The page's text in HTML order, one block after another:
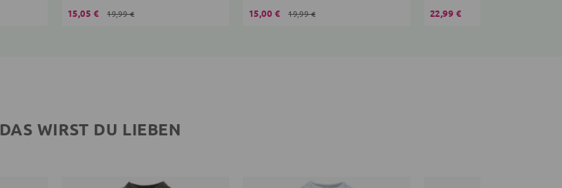
15,05 € 19,99 € 15,00 € 19,99 € 22,99 €
DAS WIRST DU LIEBEN